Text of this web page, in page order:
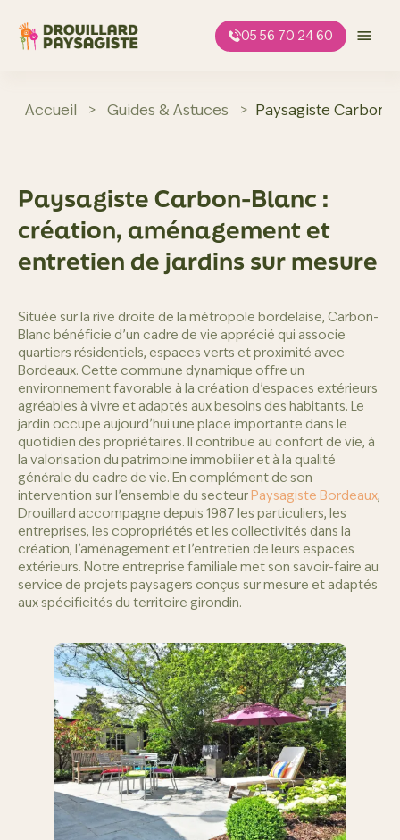
contenu
05 56 70 24 60
Accueil > Guides & Astuces > Paysagiste
Paysagiste Carbon-Blanc :
création, aménagement et
entretien de jardins sur mesure
Située sur la rive droite de la métropole bordelaise, Carbon-
Blanc bénéficie d’un cadre de vie apprécié qui associe
quartiers résidentiels, espaces verts et proximité avec
Bordeaux. Cette commune dynamique offre un
environnement favorable à la création d’espaces extérieurs
agréables à vivre et adaptés aux besoins des habitants. Le
jardin occupe aujourd’hui une place importante dans le
quotidien des propriétaires. Il contribue au confort de vie, à
la valorisation du patrimoine immobilier et à la qualité
générale du cadre de vie. En complément de son
intervention sur l’ensemble du secteurPaysagiste Bordeaux,
Drouillard accompagne depuis 1987 les particuliers, les
entreprises, les copropriétés et les collectivités dans la
création, l’aménagement et l’entretien de leurs espaces
extérieurs. Notre entreprise familiale met son savoir-faire au
service de projets paysagers conçus sur mesure et adaptés
aux spécificités du territoire girondin.